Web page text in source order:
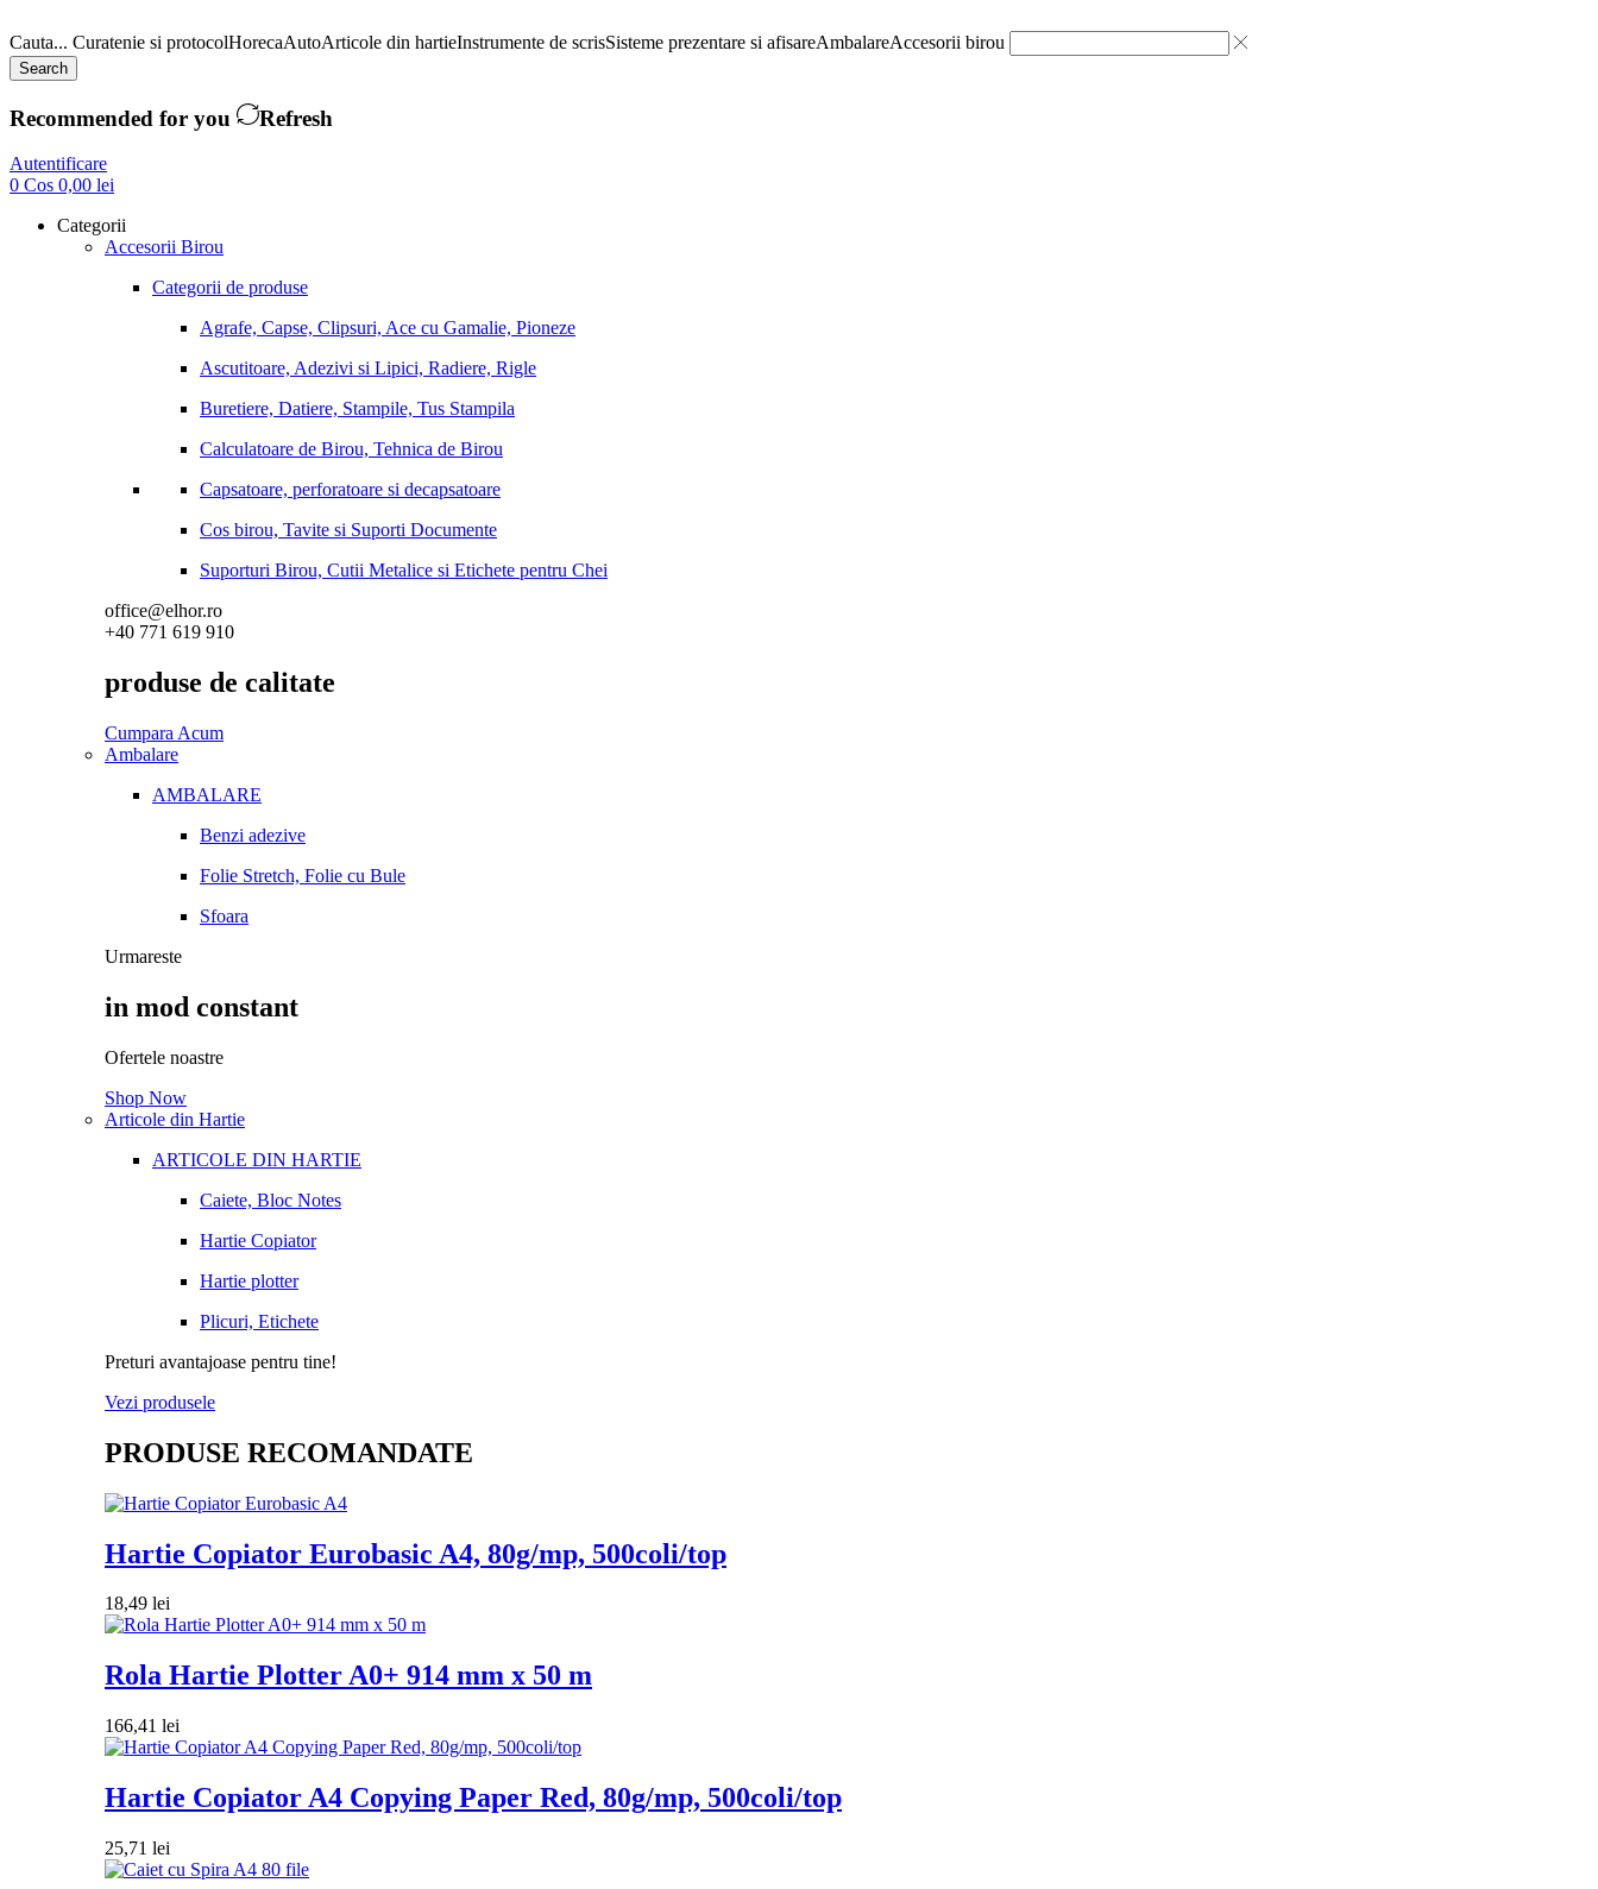
Cauta... Curatenie si protocolHorecaAutoArticole din hartieInstrumente de scrisSisteme prezentare si afisareAmbalareAccesorii birou
Search
Recommended for you Refresh
Autentificare
0 Cos 0,00 lei
Categorii
Accesorii Birou
Categorii de produse
Agrafe, Capse, Clipsuri, Ace cu Gamalie, Pioneze
Ascutitoare, Adezivi si Lipici, Radiere, Rigle
Buretiere, Datiere, Stampile, Tus Stampila
Calculatoare de Birou, Tehnica de Birou
Capsatoare, perforatoare si decapsatoare
Cos birou, Tavite si Suporti Documente
Suporturi Birou, Cutii Metalice si Etichete pentru Chei
office@elhor.ro
+40 771 619 910
produse de calitate
Cumpara Acum
Ambalare
AMBALARE
Benzi adezive
Folie Stretch, Folie cu Bule
Sfoara
Urmareste
in mod constant
Ofertele noastre
Shop Now
Articole din Hartie
ARTICOLE DIN HARTIE
Caiete, Bloc Notes
Hartie Copiator
Hartie plotter
Plicuri, Etichete
Preturi avantajoase pentru tine!
Vezi produsele
PRODUSE RECOMANDATE
Hartie Copiator Eurobasic A4, 80g/mp, 500coli/top
18,49 lei
Rola Hartie Plotter A0+ 914 mm x 50 m
166,41 lei
Hartie Copiator A4 Copying Paper Red, 80g/mp, 500coli/top
25,71 lei